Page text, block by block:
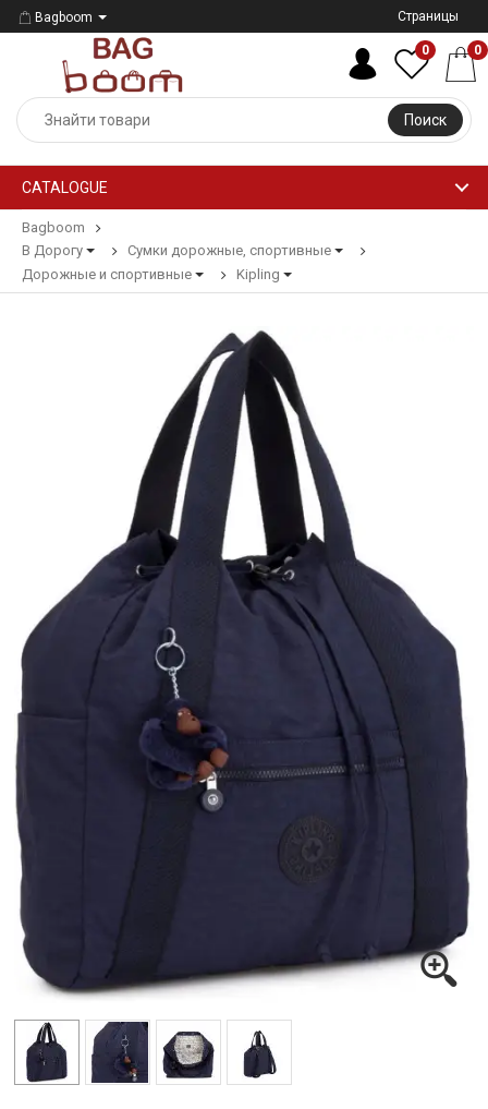
Bagboom Страницы
Поиск
0 0
CATALOGUE
Bagboom
В Дорогу
Сумки дорожные, спортивные
Дорожные и спортивные
Kipling